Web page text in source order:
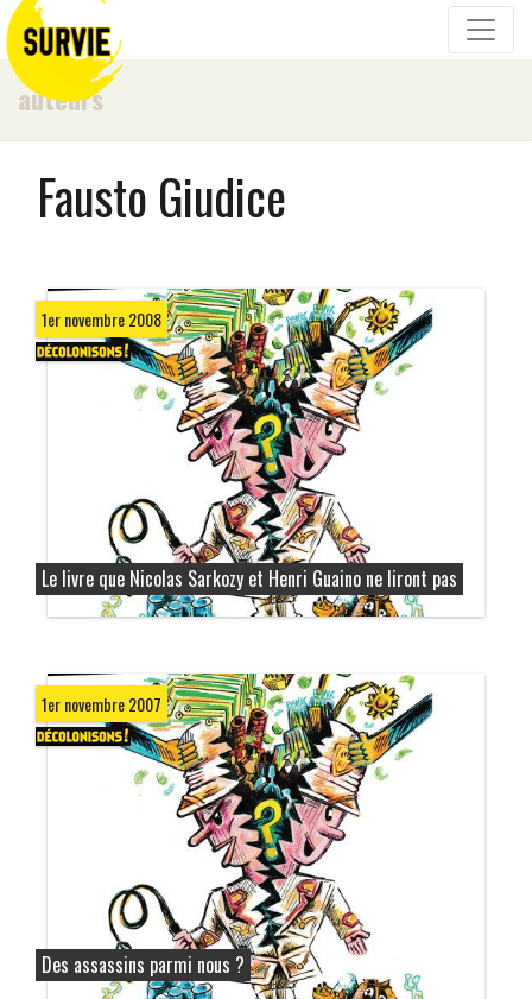
auteurs
Fausto Giudice
1er novembre 2008
Le livre que Nicolas Sarkozy et Henri Guaino ne liront pas
1er novembre 2007
Des assassins parmi nous ?